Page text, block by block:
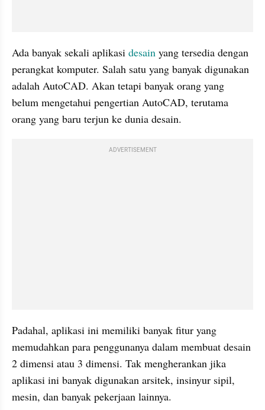
Ada banyak sekali aplikasi desain yang tersedia dengan
perangkat komputer. Salah satu yang banyak digunakan
adalah AutoCAD. Akan tetapi banyak orang yang
belum mengetahui pengertian AutoCAD, terutama
orang yang baru terjun ke dunia desain.
ADVERTISEMENT
Padahal, aplikasi ini memiliki banyak fitur yang
memudahkan para penggunanya dalam membuat desain
2 dimensi atau 3 dimensi. Tak mengherankan jika
aplikasi ini banyak digunakan arsitek, insinyur sipil,
mesin, dan banyak pekerjaan lainnya.